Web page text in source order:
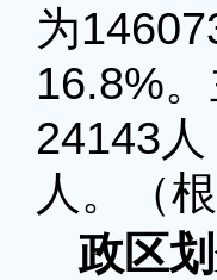
为
16.8%
24143
人。（
政区